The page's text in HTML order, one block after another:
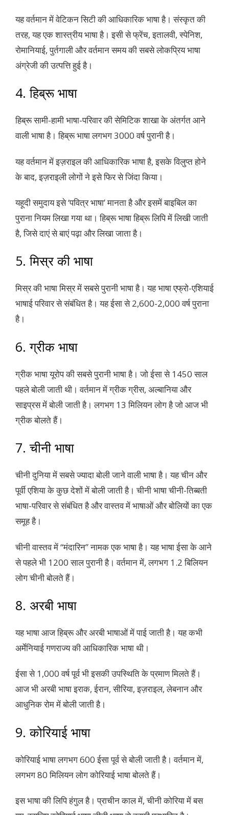
यह वर्तमान में वेटिकन सिटी की आधिकारिक भाषा है। संस्कृत की
तरह, यह एक शास्त्रीय भाषा है। इसी से फ्रेंच, इतालवी, स्पेनिश,
रोमानियाई, पुर्तगाली और वर्तमान समय की सबसे लोकप्रिय भाषा
अंग्रेजी की उत्पत्ति हुई है।
4. हिब्रू भाषा
हिब्रू सामी-हामी भाषा-परिवार की सेमिटिक शाखा के अंतर्गत आने
वाली भाषा है। हिब्रू भाषा लगभग 3000 वर्ष पुरानी है।
यह वर्तमान में इज़राइल की आधिकारिक भाषा है, इसके विलुप्त होने
के बाद, इज़राइली लोगों ने इसे फिर से जिंदा किया।
यहूदी समुदाय इसे ‘पवित्र भाषा’ मानता है और इसमें बाइबिल का
पुराना नियम लिखा गया था। हिब्रू भाषा हिब्रू लिपि में लिखी जाती
है, जिसे दाएं से बाएं पढ़ा और लिखा जाता है।
5. मिस्र की भाषा
मिस्र की भाषा मिस्र में सबसे पुरानी भाषा है। यह भाषा एफ्रो-एशियाई
भाषाई परिवार से संबंधित है। यह ईसा से 2,600-2,000 वर्ष पुराना
है।
6. ग्रीक भाषा
ग्रीक भाषा यूरोप की सबसे पुरानी भाषा है। जो ईसा से 1450 साल
पहले बोली जाती थी। वर्तमान में ग्रीक ग्रीस, अल्बानिया और
साइप्रस में बोली जाती है। लगभग 13 मिलियन लोग है जो आज भी
ग्रीक बोलते हैं।
7. चीनी भाषा
चीनी दुनिया में सबसे ज्यादा बोली जाने वाली भाषा है। यह चीन और
पूर्वी एशिया के कुछ देशों में बोली जाती है। चीनी भाषा चीनी-तिब्बती
भाषा-परिवार से संबंधित है और वास्तव में भाषाओं और बोलियों का एक
समूह है।
चीनी वास्तव में “मंदारिन” नामक एक भाषा है। यह भाषा ईसा के आने
से पहले भी 1200 साल पुरानी है। वर्तमान में, लगभग 1.2 बिलियन
लोग चीनी बोलते हैं।
8. अरबी भाषा
यह भाषा आज हिब्रू और अरबी भाषाओं में पाई जाती है। यह कभी
अर्मेनियाई गणराज्य की आधिकारिक भाषा थी।
ईसा से 1,000 वर्ष पूर्व भी इसकी उपस्थिति के प्रमाण मिलते हैं।
आज भी अरबी भाषा इराक, ईरान, सीरिया, इज़राइल, लेबनान और
आधुनिक रोम में बोली जाती है।
9. कोरियाई भाषा
कोरियाई भाषा लगभग 600 ईसा पूर्व से बोली जाती है। वर्तमान में,
लगभग 80 मिलियन लोग कोरियाई भाषा बोलते हैं।
इस भाषा की लिपि हंगुल है। प्राचीन काल में, चीनी कोरिया में बस